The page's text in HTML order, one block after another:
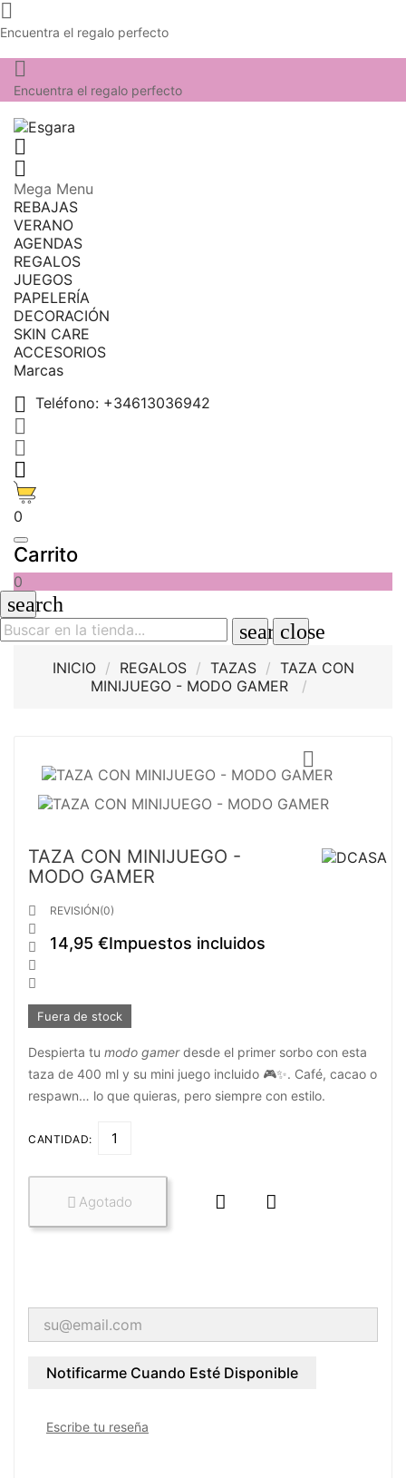

Encuentra el regalo perfecto

Encuentra el regalo perfecto


Mega Menu
REBAJAS
VERANO
AGENDAS
REGALOS
JUEGOS
PAPELERÍA
DECORACIÓN
SKIN CARE
ACCESORIOS
Marcas
 Teléfono: +34613036942



0
Carrito
0
search
searchclose
INICIO REGALOS TAZAS
TAZA CON
MINIJUEGO - MODO GAMER

TAZA CON MINIJUEGO -
MODO GAMER





REVISIÓN(0)
14,95 €Impuestos incluidos
Fuera de stock
Despierta tu modo gamerdesde el primer sorbo con esta
taza de 400 ml y su mini juego incluido 🎮✨. Café, cacao o
respawn… lo que quieras, pero siempre con estilo.
CANTIDAD:
 Agotado  
Notificarme Cuando Esté Disponible
Escribe tu reseña